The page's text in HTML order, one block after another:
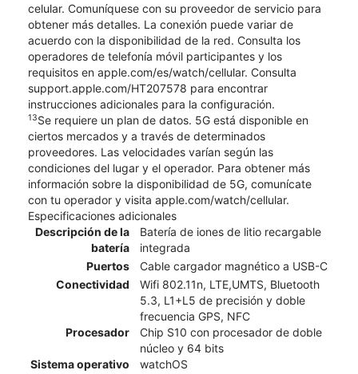
celular. Comuníquese con su proveedor de servicio para
obtener más detalles. La conexión puede variar de
acuerdo con la disponibilidad de la red. Consulta los
operadores de telefonía móvil participantes y los
requisitos en apple.com/es/watch/cellular. Consulta
support.apple.com/HT207578 para encontrar
instrucciones adicionales para la configuración.
13Se requiere un plan de datos. 5G está disponible en
ciertos mercados y a través de determinados
proveedores. Las velocidades varían según las
condiciones del lugar y el operador. Para obtener más
información sobre la disponibilidad de 5G, comunícate
con tu operador y visita apple.com/watch/cellular.
Especificaciones adicionales
Descripción de la
batería
Batería de iones de litio recargable
integrada
Puertos
Cable cargador magnético a USB-C
Conectividad
Wifi 802.11n, LTE,UMTS, Bluetooth
5.3, L1+L5 de precisión y doble
frecuencia GPS, NFC
Procesador
Chip S10 con procesador de doble
núcleo y 64 bits
Sistema operativo
watchOS